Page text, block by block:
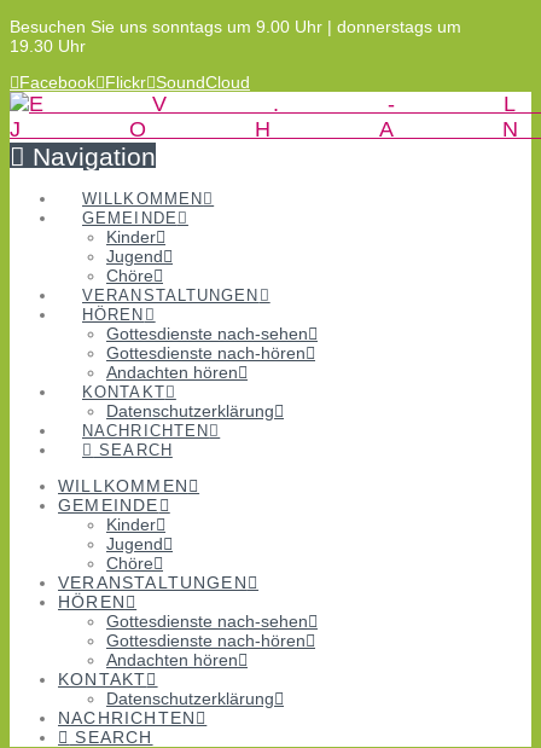
Besuchen Sie uns sonntags um 9.00 Uhr | donnerstags um
19.30 Uhr
Facebook Flickr SoundCloud
Navigation
WILLKOMMEN
GEMEINDE
Kinder
Jugend
Chöre
VERANSTALTUNGEN
HÖREN
Gottesdienste nach-sehen
Gottesdienste nach-hören
Andachten hören
KONTAKT
Datenschutzerklärung
NACHRICHTEN
SEARCH
WILLKOMMEN
GEMEINDE
Kinder
Jugend
Chöre
VERANSTALTUNGEN
HÖREN
Gottesdienste nach-sehen
Gottesdienste nach-hören
Andachten hören
KONTAKT
Datenschutzerklärung
NACHRICHTEN
SEARCH